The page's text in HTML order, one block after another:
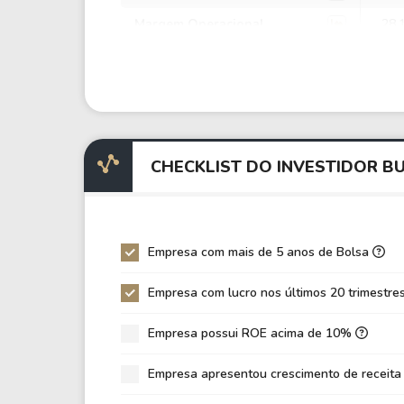
P/Ativo
1,20
LPA
Giro de Ativos
ROE
CHECKLIST DO INVESTIDOR
Empresa com mais de 5 anos de Bolsa
Empresa com lucro nos últimos 20
Empresa possui ROE acima de 10%
Empresa apresentou crescimento de